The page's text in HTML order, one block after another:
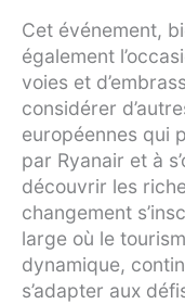
Cet événement,
également
voies et
considérer
européennes qui
par Ryanair et à
découvrir les
changement
large où le
dynamique,
s’adapter aux